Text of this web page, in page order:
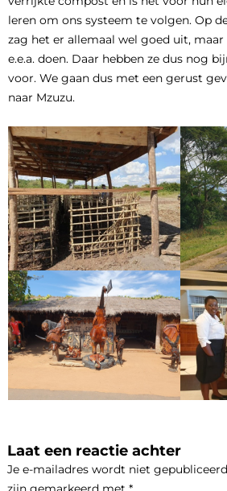
leren om ons systeem te volgen. Op
zag het er allemaal wel goed uit,
e.e.a. doen. Daar hebben ze dus nog
voor. We gaan dus met een gerust
naar Mzuzu.
Laat een reactie achter
Je e-mailadres wordt niet